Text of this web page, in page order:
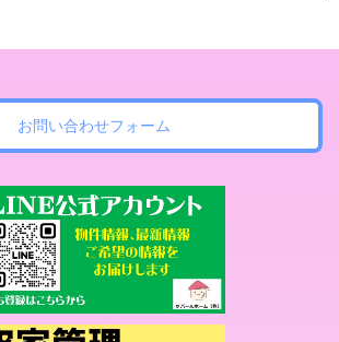
お問い合わせフォーム